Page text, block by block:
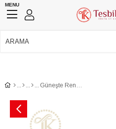
MENU
Güneşte Renk Değişen Bukalemun Tesbih